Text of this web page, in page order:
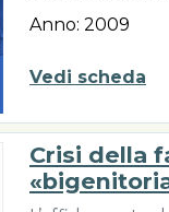
Anno: 2009
Vedi scheda
Crisi della